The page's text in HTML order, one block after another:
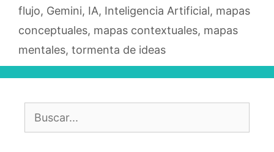
flujo, Gemini, IA, Inteligencia Artificial, mapas
conceptuales, mapas contextuales, mapas
mentales, tormenta de ideas